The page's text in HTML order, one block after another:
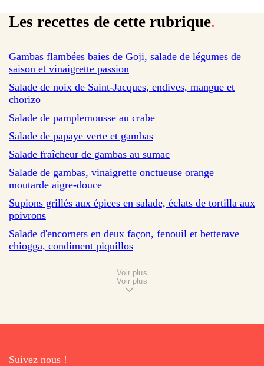
Les recettes de cette rubrique.
Gambas flambées baies de Goji, salade de légumes de
saison et vinaigrette passion
sur 1342 avis
Salade de noix de Saint-Jacques, endives, mangue et
chorizo
sur 264 avis
Salade de pamplemousse au crabe
sur 71 avis
Salade de papaye verte et gambas
sur 113 avis
Salade fraîcheur de gambas au sumac
sur 273 avis
Salade de gambas, vinaigrette onctueuse orange
moutarde aigre-douce
sur 19 avis
Supions grillés aux épices en salade, éclats de tortilla aux
poivrons
sur 1 avis
Salade d'encornets en deux façon, fenouil et betterave
chiogga, condiment piquillos
Voir plus
Voir plus
Suivez nous !